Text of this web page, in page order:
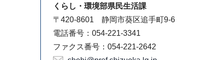
くらし・環境部県民生活課
〒420-8601 静岡市葵区追手町9-6
電話番号：054-221-3341
ファクス番号：054-221-2642